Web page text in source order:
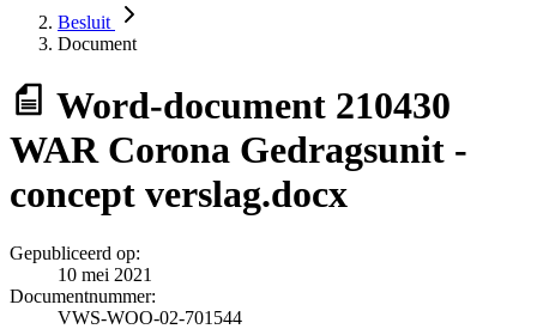
Besluit
Document
Word-document 210430
WAR Corona Gedragsunit -
concept verslag.docx
Gepubliceerd op:
10 mei 2021
Documentnummer:
VWS-WOO-02-701544